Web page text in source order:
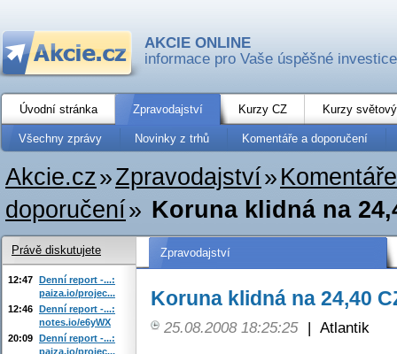
AKCIE ONLINE
informace pro Vaše úspěšné investice
Úvodní stránka Zpravodajství Kurzy CZ Kurzy
Všechny zprávy Novinky z trhů Komentáře a doporučení
Akcie.cz»Zpravodajství»
doporučení» Koruna klidná na
Zpravodajství
Koruna klidná na 24,40
25.08.2008 18:25:25 | Atlantik
Právě diskutujete
12:47 Denní report -...:
paiza.io/projec...
12:46 Denní report -...:
notes.io/e6yWX
20:09 Denní report -...:
paiza.io/projec...